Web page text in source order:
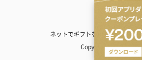
ネットでギフトを贈るなら | TANP
Copyright© TANP Inc.